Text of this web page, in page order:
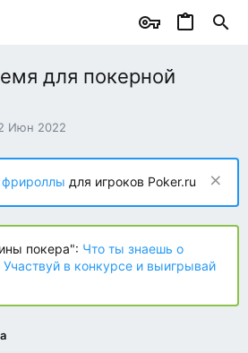
для покерной
Июн 2022
для игроков Poker.ru
покера": Что ты знаешь о
в конкурсе и выигрывай